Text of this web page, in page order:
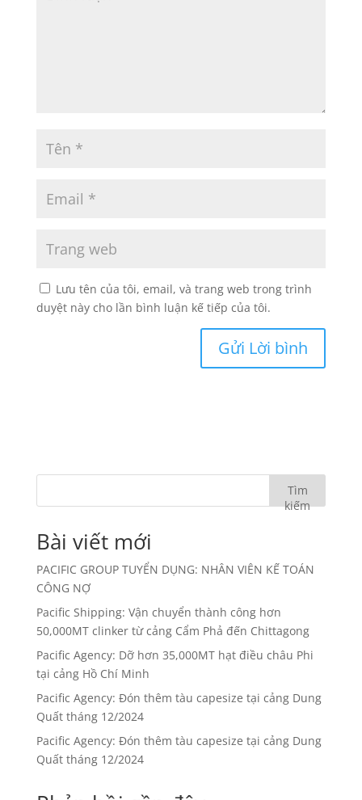
Lưu tên của tôi, email, và trang web trong trình
duyệt này cho lần bình luận kế tiếp của tôi.
Tìm
kiếm
Bài viết mới
PACIFIC GROUP TUYỂN DỤNG: NHÂN VIÊN KẾ TOÁN
CÔNG NỢ
Pacific Shipping: Vận chuyển thành công hơn
50,000MT clinker từ cảng Cẩm Phả đến Chittagong
Pacific Agency: Dỡ hơn 35,000MT hạt điều châu Phi
tại cảng Hồ Chí Minh
Pacific Agency: Đón thêm tàu capesize tại cảng Dung
Quất tháng 12/2024
Pacific Agency: Đón thêm tàu capesize tại cảng Dung
Quất tháng 12/2024